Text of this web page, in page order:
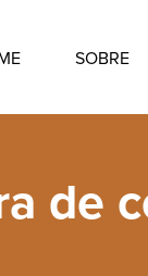
SOBRE
de